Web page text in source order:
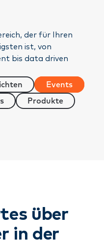
der für Ihren
ist, von
bis data driven
Events
Produkte
über
in der